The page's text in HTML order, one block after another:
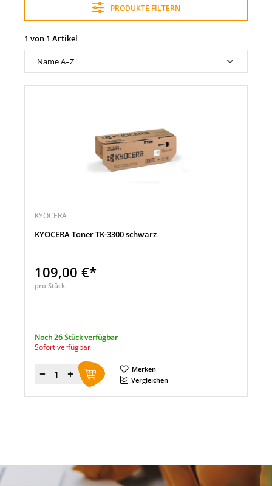
PRODUKTE FILTERN
1 von 1 Artikel
KYOCERA
KYOCERA Toner TK-3300 schwarz
109,00 €*
pro Stück
Noch 26 Stück verfügbar
Sofort verfügbar
Menge
Merken
Vergleichen